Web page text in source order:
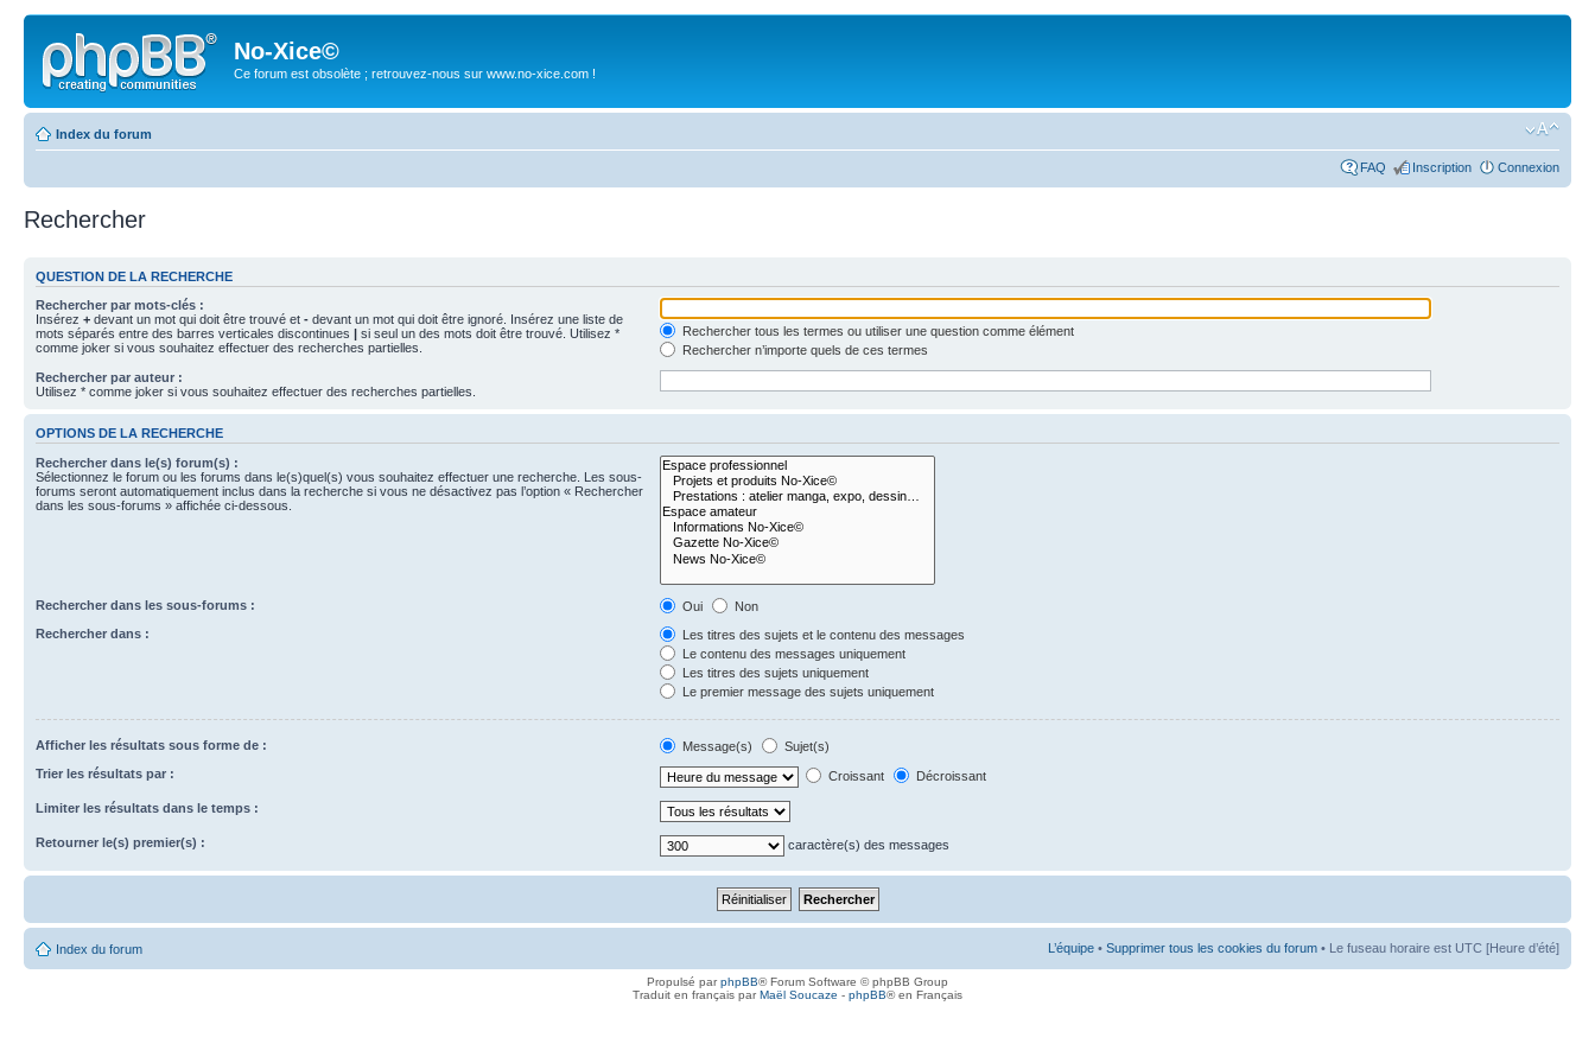
No-Xice©
Ce forum est obsolète ; retrouvez-nous sur www.no-xice.com !
Index du forum
FAQ Inscription Connexion
Rechercher
QUESTION DE LA RECHERCHE
Rechercher par mots-clés :
Insérez + devant un mot qui doit être trouvé et - devant un mot qui doit être ignoré. Insérez une liste de
mots séparés entre des barres verticales discontinues | si seul un des mots doit être trouvé. Utilisez *
comme joker si vous souhaitez effectuer des recherches partielles.
Rechercher tous les termes ou utiliser une question comme élément
Rechercher n’importe quels de ces termes
Rechercher par auteur :
Utilisez * comme joker si vous souhaitez effectuer des recherches partielles.
OPTIONS DE LA RECHERCHE
Rechercher dans le(s) forum(s) :
Sélectionnez le forum ou les forums dans le(s)quel(s) vous souhaitez effectuer une recherche. Les sous-
forums seront automatiquement inclus dans la recherche si vous ne désactivez pas l’option « Rechercher
dans les sous-forums » affichée ci-dessous.
Rechercher dans les sous-forums : Oui
Non
Rechercher dans :
Les titres des sujets et le contenu des messages
Le contenu des messages uniquement
Les titres des sujets uniquement
Le premier message des sujets uniquement
Afficher les résultats sous forme de : Message(s)
Sujet(s)
Trier les résultats par :
Croissant Décroissant
Limiter les résultats dans le temps :
Retourner le(s) premier(s) : caractère(s) des messages
Index du forum L’équipe • Supprimer tous les cookies du forum • Le fuseau horaire est UTC [Heure d’été]
Propulsé parphpBB® Forum Software © phpBB Group
Traduit en français parMaël Soucaze - phpBB® en Français